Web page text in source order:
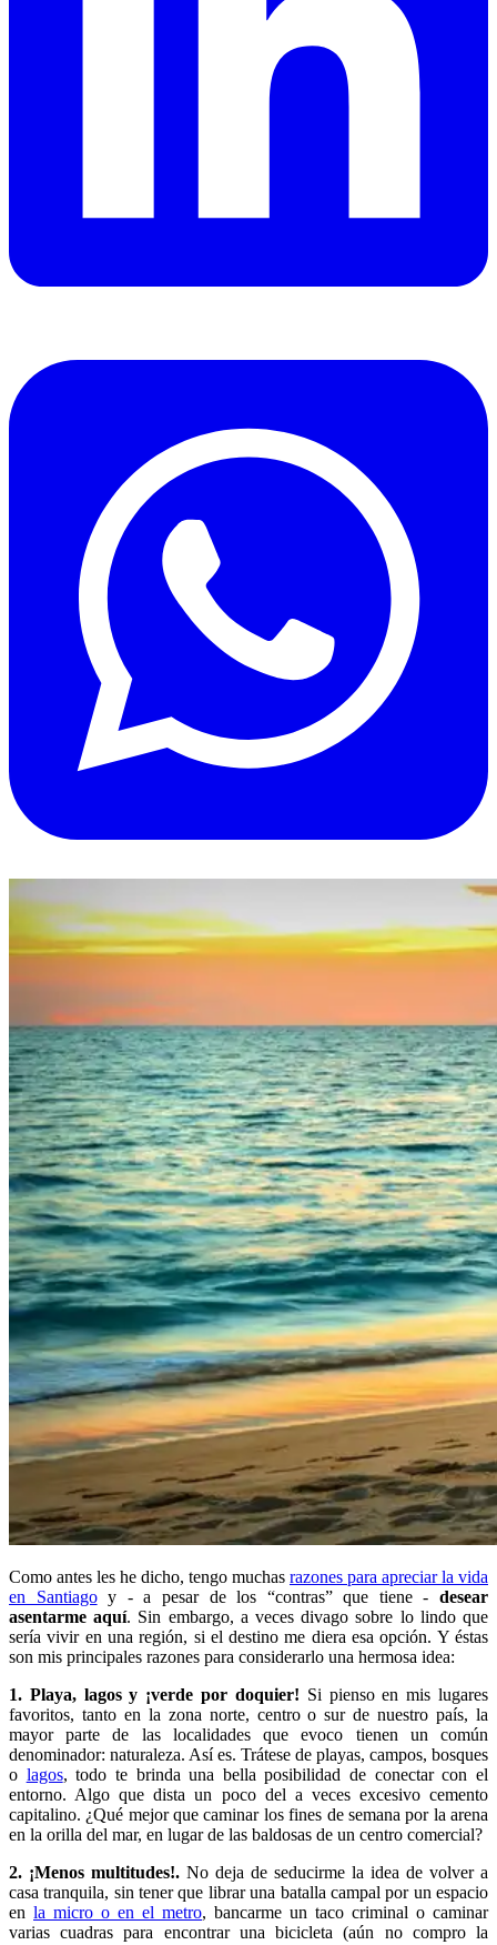
Como antes les he dicho, tengo muchas razones para apreciar la vida
en Santiagoy - a pesar de los “contras” que tiene -desear
asentarme aquí. Sin embargo, a veces divago sobre lo lindo que
sería vivir en una región, si el destino me diera esa opción. Y éstas
son mis principales razones para considerarlo una hermosa idea:
1. Playa, lagos y ¡verde por doquier! Si pienso en mis lugares
favoritos, tanto en la zona norte, centro o sur de nuestro país, la
mayor parte de las localidades que evoco tienen un común
denominador: naturaleza. Así es. Trátese de playas, campos, bosques
o lagos, todo te brinda una bella posibilidad de conectar con el
entorno. Algo que dista un poco del a veces excesivo cemento
capitalino. ¿Qué mejor que caminar los fines de semana por la arena
en la orilla del mar, en lugar de las baldosas de un centro comercial?
2. ¡Menos multitudes!. No deja de seducirme la idea de volver a
casa tranquila, sin tener que librar una batalla campal por un espacio
en la micro o en el metro, bancarme un taco criminal o caminar
varias cuadras para encontrar una bicicleta (aún no compro la